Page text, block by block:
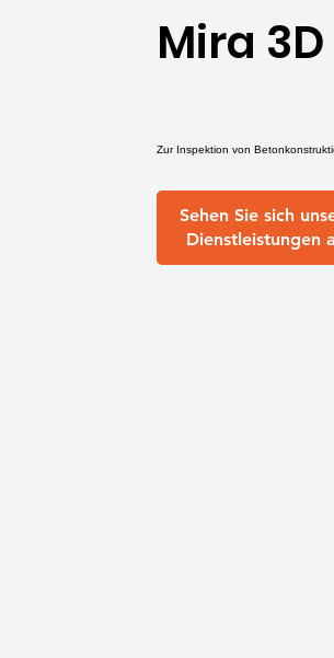
Mira
Zur Inspektion von
Sehen Sie sich
Dienstleistungen